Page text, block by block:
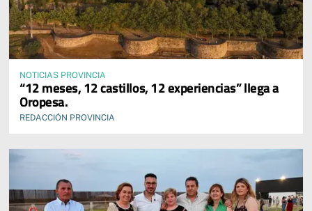
NOTICIAS PROVINCIA
“12 meses, 12 castillos, 12 experiencias” llega a
Oropesa.
REDACCIÓN PROVINCIA